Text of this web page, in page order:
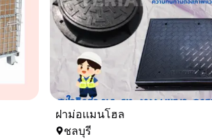
ฝาม่อเเมนโฮล
ชลบุรี